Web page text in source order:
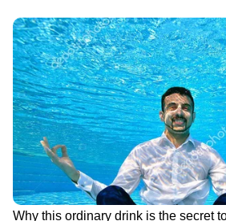
വരെ,Bigg Boss Malayalam
Mollywood Celebrity news,
Interviewവരെ — എല്ലാ
Newsഒരൊറ്റ ക്ലിക്കിൽ.
Movie Release,Malayalam
Box Office Collection—
നിങ്ങളുടെ മുന്നിൽ.
എന്റർടൈൻമെന്റിന്റെ
ഏഷ്യാനെറ്റ് ന്യൂസ്